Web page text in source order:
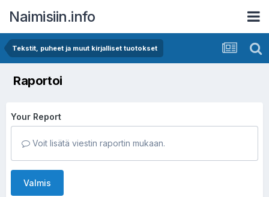
Naimisiin.info
Tekstit, puheet ja muut kirjalliset tuotokset
Raportoi
Your Report
Voit lisätä viestin raportin mukaan.
Valmis